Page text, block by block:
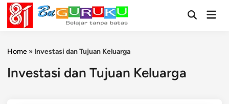
Skip
content
OpenMain
Home » Investasi dan Tujuan Keluarga
Investasi dan Tujuan Keluarga